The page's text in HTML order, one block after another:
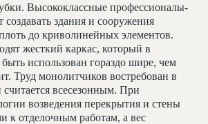
Высококлассные профессионалы-
здания и сооружения
до криволинейных элементов.
жесткий каркас, который в
использован гораздо шире, чем
Труд монолитчиков востребован в
всесезонным. При
возведения перекрытия и стены
к отделочным работам, а вес